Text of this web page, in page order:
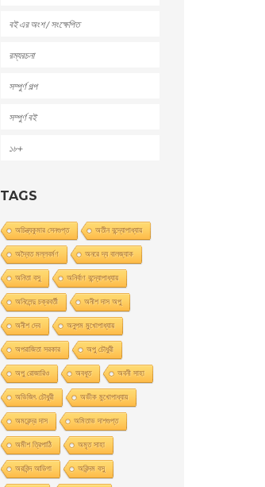
বই এর অংশ / সংক্ষেপিত
রম্যরচনা
সম্পুর্ণ গল্প
সম্পুর্ণ বই
১৮+
TAGS
অচিন্ত্যকুমার সেনগুপ্ত অতীন বন্দ্যোপাধ্যায়
অদ্বৈত মল্লবর্মণ অনরে দ্য বালজ্যাক
অনিতা বসু অনির্বাণ বন্দ্যোপাধ্যায়
অনিলেন্দু চক্রবর্তী অনীশ দাস অপু
অনীশ দেব অনুপম মুখোপাধ্যায়
অপরাজিতা সরকার অপু চৌধুরী
অপু রােজারিও অবধূত অবনী সাহা
অভিজিৎ চৌধুরী অভীক মুখোপাধ্যায়
অমরেন্দ্র দাস অমিতাভ দাশগুপ্ত
অমীশ ত্রিপাঠি অমৃত সাহা
অরবিন্দ আডিগা অরিন্দম বসু